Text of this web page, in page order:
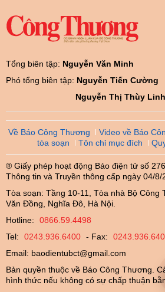
Tổng biên tập: Nguyễn Văn Minh
Phó tổng biên tập: Nguyễn Tiến Cường
Nguyễn Thị Thùy Linh
Về Báo Công Thương Video về Báo
tòa soạn
Tôn chỉ mục đích
® Giấy phép hoạt động Báo điện tử số
Thông tin và Truyền thông cấp ngày 04/8/
Tòa soạn: Tầng 10-11, Tòa nhà Bộ Công
Văn Đồng, Nghĩa Đô, Hà Nội.
Hotline:
0866.59.4498
Tel:
0243.936.6400 - Fax:
Email: baodientubct@gmail.com
Bản quyền thuộc về Báo Công Thương.
hình thức nếu không có sự chấp thuận